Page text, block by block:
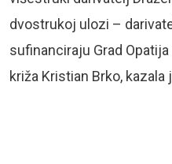
dvostrukoj ulozi –
sufinanciraju Grad
križa Kristian Brko, kazala